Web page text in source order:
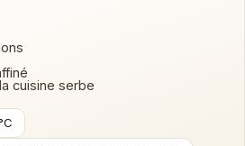
cuisine serbe